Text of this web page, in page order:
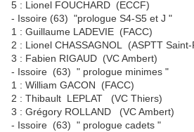
5 : Lionel FOUCHARD (ECCF)
- Issoire (63) "prologue S4-S5 et J "
1 : Guillaume LADEVIE (FACC)
2 : Lionel CHASSAGNOL (ASPTT
3 : Fabien RIGAUD (VC Ambert)
- Issoire (63) " prologue minimes "
1 : William GACON (FACC)
2 : Thibault LEPLAT (VC Thiers)
3 : Grégory ROLLAND (VC Ambert)
- Issoire (63) " prologue cadets "